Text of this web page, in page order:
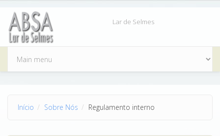
Passar para o conteúdo principal
Lar de Selmes
Início Sobre Nós Regulamento interno